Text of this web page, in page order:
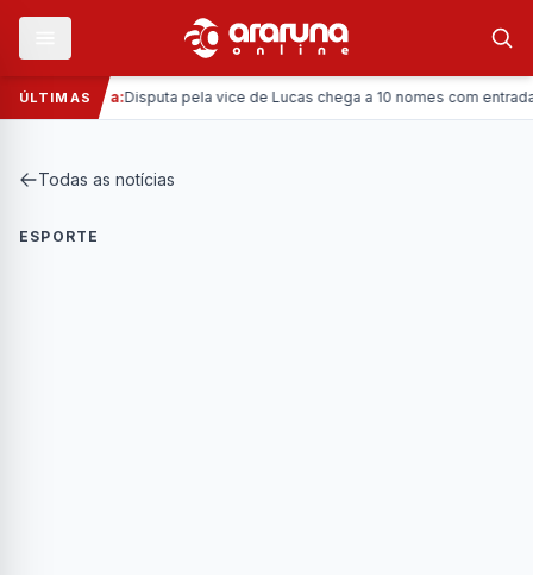
ÚLTIMAS
Política:Disputa pela vice de Lucas chega a 10 nomes com entrada
Todas as notícias
ESPORTE